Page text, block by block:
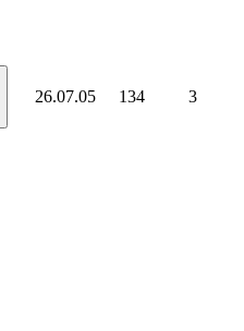
26.07.05 134 3